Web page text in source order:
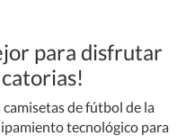
para disfrutar
de fútbol de la
tecnológico para